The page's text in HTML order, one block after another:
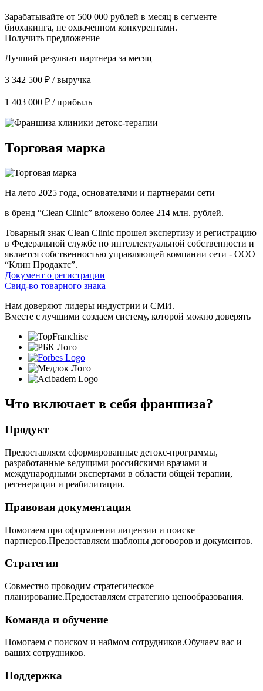
Зарабатывайте от 500 000 рублей в месяц в сегменте
биохакинга, не охваченном конкурентами.
Получить предложение
Лучший результат партнера за месяц
3 342 500 ₽ / выручка
1 403 000 ₽ / прибыль
Торговая марка
На лето 2025 года, основателями и партнерами сети
в бренд “Clean Clinic” вложено более 214 млн. рублей.
Товарный знак Clean Clinic прошел экспертизу и регистрацию
в Федеральной службе по интеллектуальной собственности и
является собственностью управляющей компании сети - ООО
“Клин Продактс”.
Документ о регистрации
Свид-во товарного знака
Нам доверяют лидеры индустрии и СМИ.
Вместе с лучшими создаем систему, которой можно доверять
Что включает в себя франшиза?
Продукт
Предоставляем сформированные детокс-программы,
разработанные ведущими российскими врачами и
международными экспертами в области общей терапии,
регенерации и реабилитации.
Правовая документация
Помогаем при оформлении лицензии и поиске
партнеров.Предоставляем шаблоны договоров и документов.
Стратегия
Совместно проводим стратегическое
планирование.Предоставляем стратегию ценообразования.
Команда и обучение
Помогаем с поиском и наймом сотрудников.Обучаем вас и
ваших сотрудников.
Поддержка